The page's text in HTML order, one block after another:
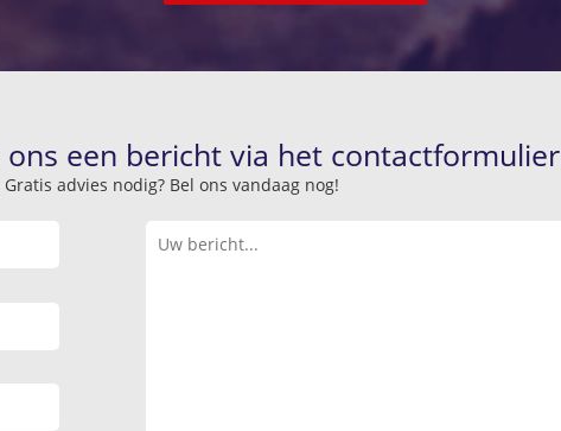
een bericht via het
Gratis advies nodig? Bel ons vandaag nog!